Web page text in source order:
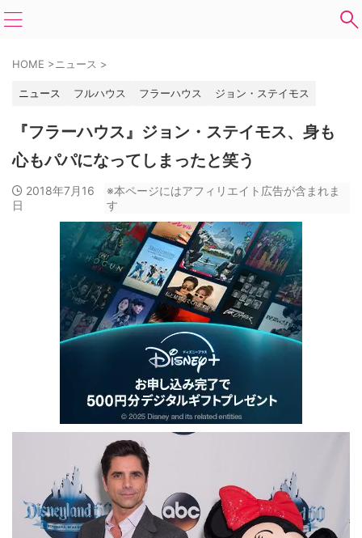
HOME >ニュース >
ニュース フルハウス フラーハウス ジョン・ステイモス
『フラーハウス』ジョン・ステイモス、身も
心もパパになってしまったと笑う
2018年7月16
日
※本ページにはアフィリエイト広告が含まれま
す